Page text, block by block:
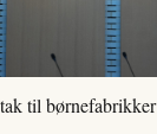
til børnefabrikker